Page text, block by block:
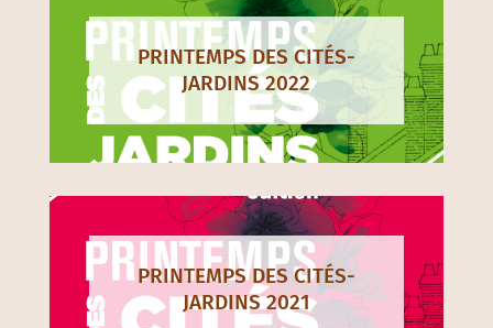
PRINTEMPS DES CITÉS-
JARDINS 2022
PRINTEMPS DES CITÉS-
JARDINS 2021